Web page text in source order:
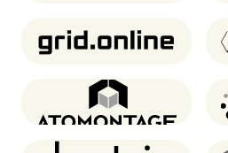
Grid.online
Atomontage